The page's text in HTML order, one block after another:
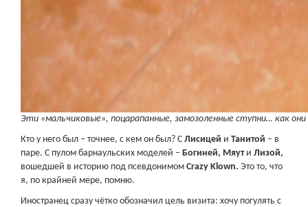
Эти «мальчиковые», поцарапанные, замозоленные ступни… как они
Кто у него был – точнее, с кем он был? С Лисицей и Танитой – в
паре. С пулом барнаульских моделей – Богиней, Мяути Лизой,
вошедшей в историю под псевдонимом Crazy Klown. Это то, что
я, по крайней мере, помню.
Иностранец сразу чётко обозначил цель визита: хочу погулять с